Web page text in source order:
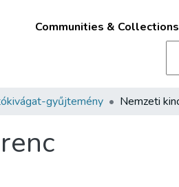
Communities & Collections
gyűjtemény